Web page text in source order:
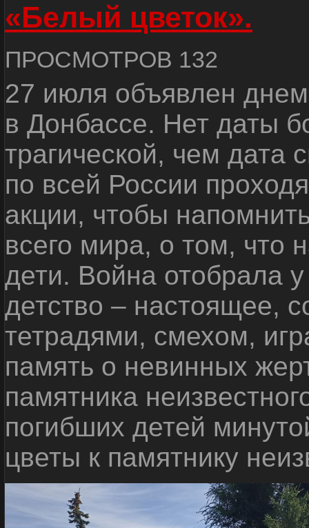
«Белый цветок».
ПРОСМОТРОВ 132
27 июля объявлен
в Донбассе. Нет даты
трагической, чем дата
по всей России
акции, чтобы
всего мира, о том, что
дети. Война отобрала
детство – настоящее,
тетрадями, смехом,
память о невинных
памятника
погибших детей
цветы к памятнику